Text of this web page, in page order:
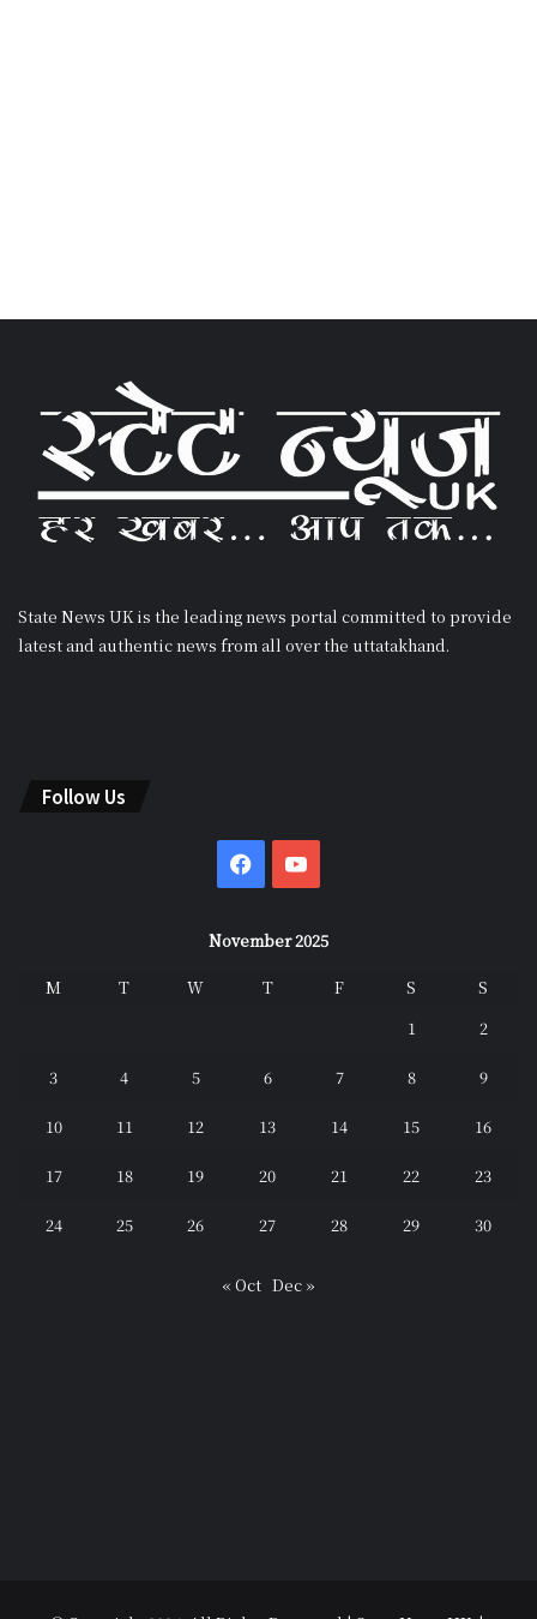
State News UK is the leading news portal committed to provide
latest and authentic news from all over the uttatakhand.
Follow Us
Facebook
November 2025
M T W T F S
S
1
2
3 4 5 6 7 8 9
10 11 12 13 14 15 16
17 18 19 20 21 22 23
24 25 26 27 28 29 30
« Oct Dec »